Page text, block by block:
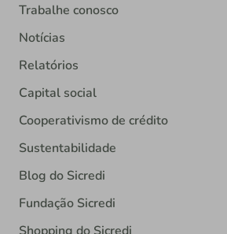
Trabalhe conosco
Notícias
Relatórios
Capital social
Cooperativismo de crédito
Sustentabilidade
Blog do Sicredi
Fundação Sicredi